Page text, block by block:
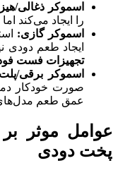
اسموکر ذغالی/
را ایجاد می‌کند
اسموکر گازی:
ایجاد طعم دودی
تجهیزات فست
اسموکر برقی/
صورت خودکار
عمق طعم مدل‌های
عوامل موثر
پخت دودی